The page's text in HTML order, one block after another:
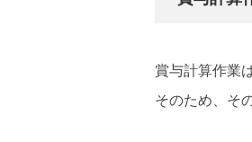
賞与計算作業
そのため、そ